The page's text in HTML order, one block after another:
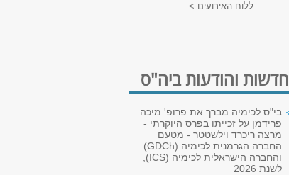
ללוח האירועים >
חדשות והודעות ביה"ס
בי"ס לכימיה מברך את פרופ' מיכה
פרידמן על זכייתו בפרס היוקרתי -
מרצה ריכרד וילשטטר - מטעם
החברה הגרמנית לכימיה (GDCh)
והחברה הישראלית לכימיה (ICS),
לשנת 2026